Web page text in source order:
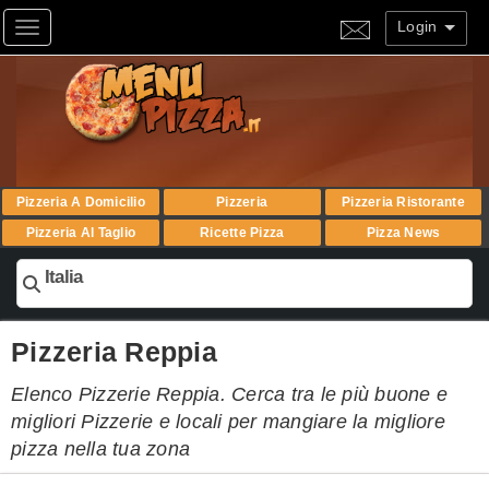
Toggle navigation Login
Pizzeria A Domicilio Pizzeria
Pizzeria Ristorante
Pizzeria Al Taglio
Ricette Pizza Pizza News
Italia
Pizzeria Reppia
Elenco Pizzerie Reppia. Cerca tra le più buone e
migliori Pizzerie e locali per mangiare la migliore
pizza nella tua zona